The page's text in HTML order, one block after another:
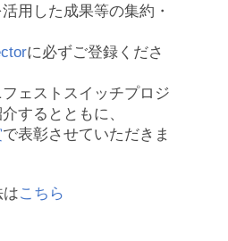
用した成果等の集約・
に必ずご登録くださ
ェストスイッチプロジ
するとともに、
で表彰させていただきま
こちら